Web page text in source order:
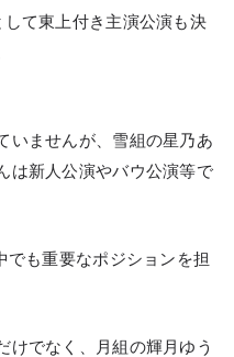
て東上付き主演公演も決
いませんが、雪組の星乃あ
は新人公演やバウ公演等で
でも重要なポジションを担
けでなく、月組の輝月ゆう